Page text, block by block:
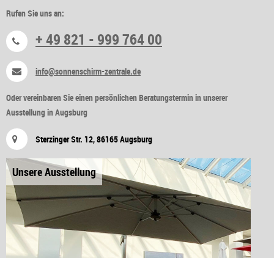
Rufen Sie uns an:
+ 49 821 - 999 764 00
info@sonnenschirm-zentrale.de
Oder vereinbaren Sie einen persönlichen Beratungstermin in unserer
Ausstellung in Augsburg
Sterzinger Str. 12, 86165 Augsburg
Unsere Ausstellung